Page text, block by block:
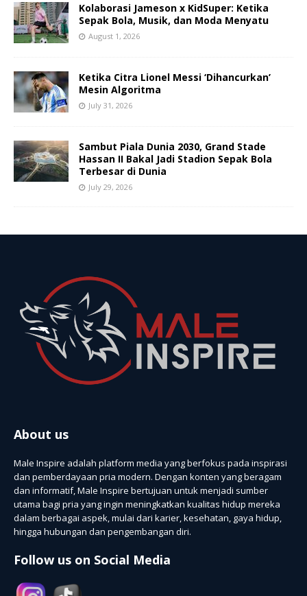
Kolaborasi Jameson x KidSuper: Ketika
Sepak Bola, Musik, dan Moda Menyatu
August 1, 2026
Ketika Citra Lionel Messi ‘Dihancurkan’
Mesin Algoritma
July 31, 2026
Sambut Piala Dunia 2030, Grand Stade
Hassan II Bakal Jadi Stadion Sepak Bola
Terbesar di Dunia
July 29, 2026
About us
Male Inspire adalah platform media yang berfokus pada inspirasi
dan pemberdayaan pria modern. Dengan konten yang beragam
dan informatif, Male Inspire bertujuan untuk menjadi sumber
utama bagi pria yang ingin meningkatkan kualitas hidup mereka
dalam berbagai aspek, mulai dari karier, kesehatan, gaya hidup,
hingga hubungan dan pengembangan diri.
Follow us on Social Media